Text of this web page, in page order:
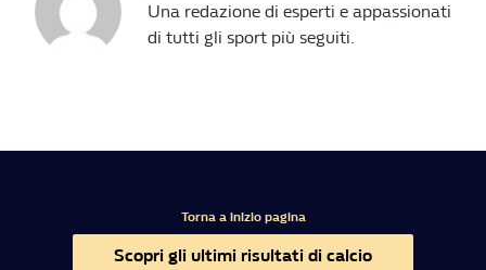
Una redazione di esperti e appassionati
di tutti gli sport più seguiti.
Torna a inizio pagina
Scopri gli ultimi risultati di calcio